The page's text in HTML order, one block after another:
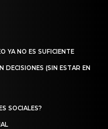
YA NO ES SUFICIENTE
DECISIONES (SIN ESTAR EN
SOCIALES?